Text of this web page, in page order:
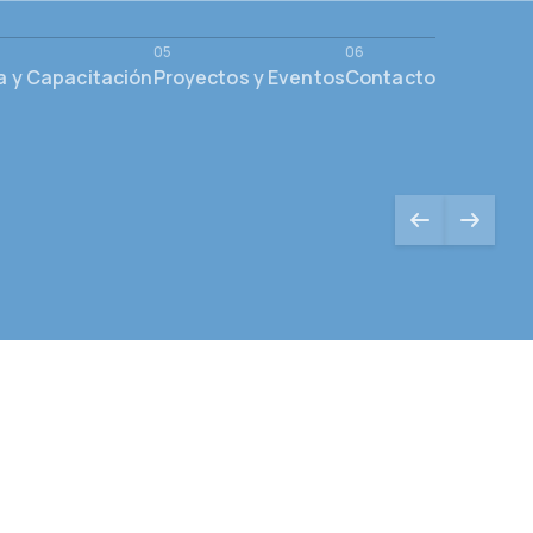
y CapacitaciónProyectos y EventosContacto